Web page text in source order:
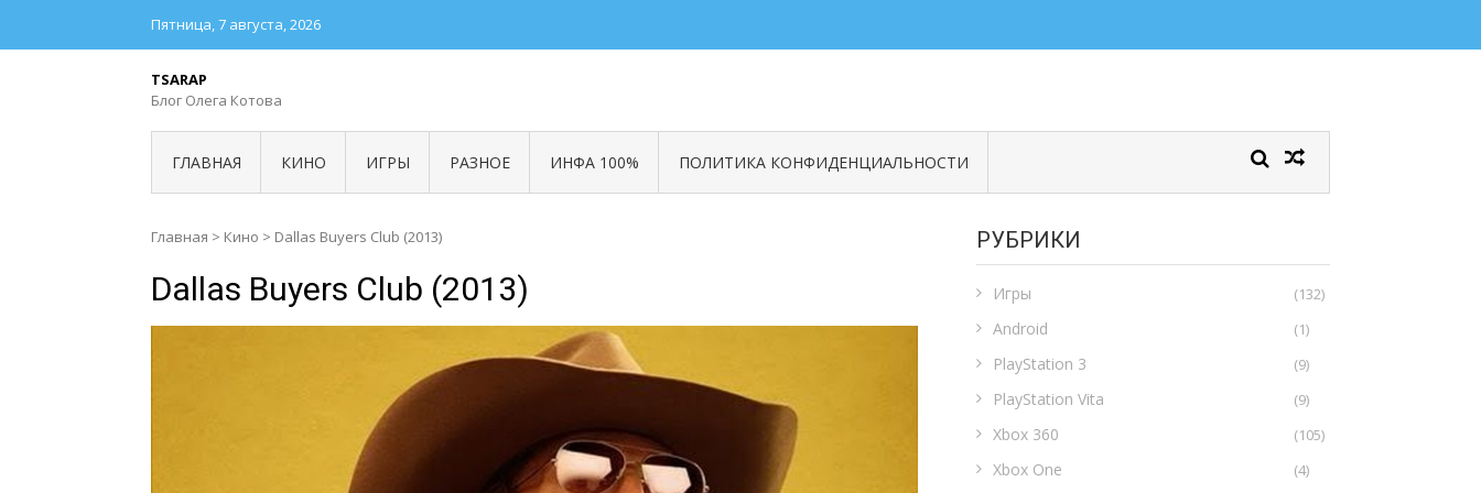
Пятница, 7 августа, 2026
TSARAP
Блог Олега Котова
ГЛАВНАЯ КИНО ИГРЫ РАЗНОЕ ИНФА 100% ПОЛИТИКА КОНФИДЕНЦИАЛЬНОСТИ
Главная > Кино > Dallas Buyers Club (2013)
Dallas Buyers Club (2013)
РУБРИКИ
Игры (132)
Android (1)
PlayStation 3 (9)
PlayStation Vita (9)
Xbox 360 (105)
Xbox One (4)